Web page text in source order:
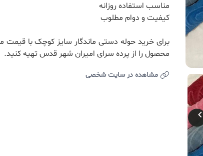
مناسب استفاده روزانه
کیفیت و دوام مطلوب
برای خرید حوله دستی ماندگار سایز کوچک با
محصول را از پرده سرای امیران شهر قدس تهیه کنید.
مشاهده در سایت شخصی